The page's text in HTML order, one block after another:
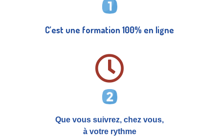
C’est une formation 100% en ligne
Que vous suivrez, chez vous,
à votre rythme